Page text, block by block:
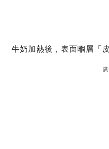
牛奶加熱後，表面嗰層「